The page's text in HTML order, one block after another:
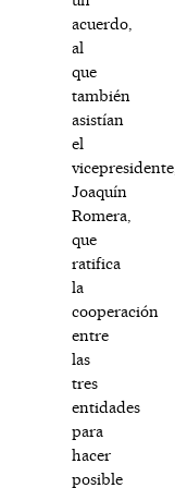
acuerdo,
al
que
también
asistían
el
vicepresidente,
Joaquín
Romera,
que
ratifica
la
cooperación
entre
las
tres
entidades
para
hacer
posible